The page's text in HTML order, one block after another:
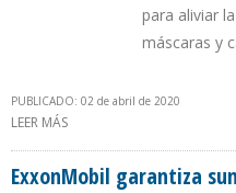
para aliviar
máscaras y
PUBLICADO: 02 de abril de 2020
LEER MÁS
PERSONAL
ExxonMobil garantiza